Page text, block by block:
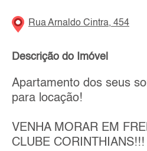
Rua Arnaldo Cintra, 454
Descrição do Imóvel
Apartamento dos seus
para locação!
VENHA MORAR EM
CLUBE CORINTHIANS!!!